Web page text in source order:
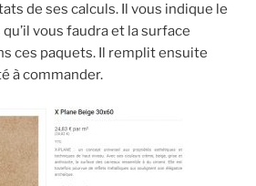
de ses calculs. Il vous indique le
vous faudra et la surface
ces paquets. Il remplit ensuite
à commander.